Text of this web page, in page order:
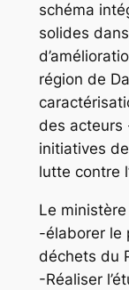
schéma
solides
région de
des acteurs
initiatives
lutte contre
Le ministère
-élaborer le
déchets du
-Réaliser